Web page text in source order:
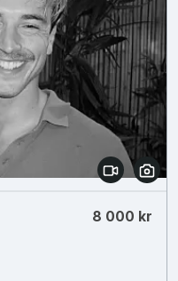
8 000 kr